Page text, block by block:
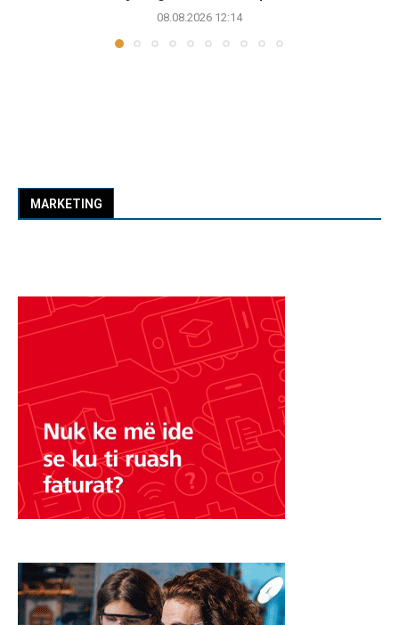
08.08.2026 12:14
MARKETING